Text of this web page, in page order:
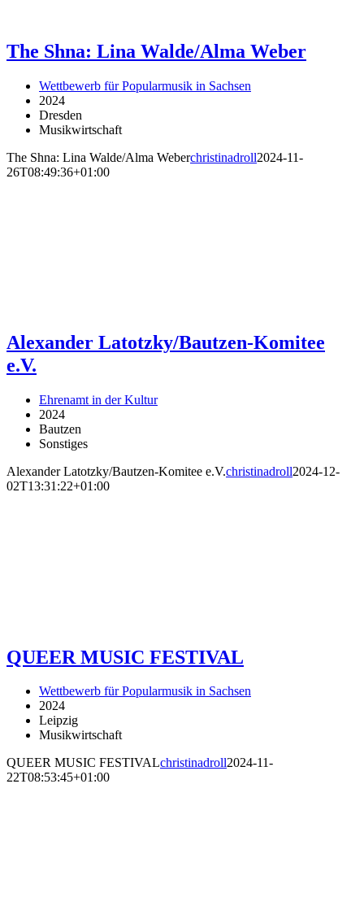
The Shna: Lina Walde/Alma Weber
Wettbewerb für Popularmusik in Sachsen
2024
Dresden
Musikwirtschaft
The Shna: Lina Walde/Alma Weberchristinadroll2024-11-
26T08:49:36+01:00
Alexander Latotzky/Bautzen-Komitee
e.V.
Ehrenamt in der Kultur
2024
Bautzen
Sonstiges
Alexander Latotzky/Bautzen-Komitee e.V.christinadroll2024-12-
02T13:31:22+01:00
QUEER MUSIC FESTIVAL
Wettbewerb für Popularmusik in Sachsen
2024
Leipzig
Musikwirtschaft
QUEER MUSIC FESTIVALchristinadroll2024-11-
22T08:53:45+01:00